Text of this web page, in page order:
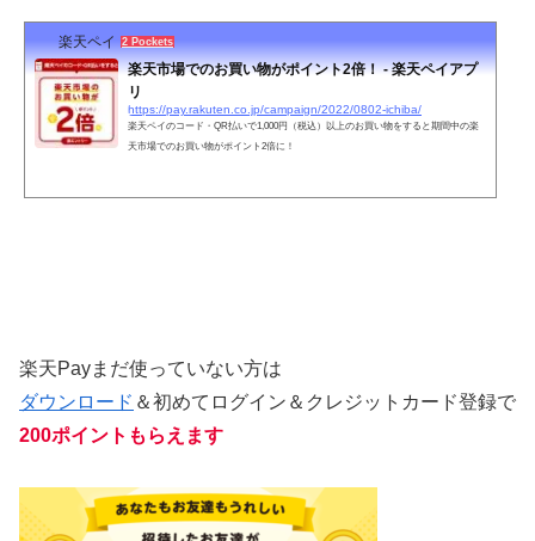
楽天ペイ 2 Pockets
楽天市場でのお買い物がポイント2倍！ - 楽天ペイアプ
リ
https://pay.rakuten.co.jp/campaign/2022/0802-ichiba/
楽天ペイのコード・QR払いで1,000円（税込）以上のお買い物をすると期間中の楽
天市場でのお買い物がポイント2倍に！
楽天Payまだ使っていない方は
ダウンロード ＆初めてログイン＆クレジットカード登録で
200ポイントもらえます